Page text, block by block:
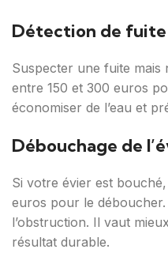
Détection de fuite
Suspecter une fuite
entre 150 et 300 euros
économiser de l’eau et
Débouchage de
Si votre évier est
euros pour le
l’obstruction. Il vaut
résultat durable.